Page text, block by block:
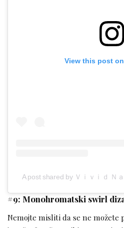
View this post
A post shared by Ｖｉｖｉｄ Ｎ
#9: Monohromatski swirl
Nemojte misliti da se ne možete